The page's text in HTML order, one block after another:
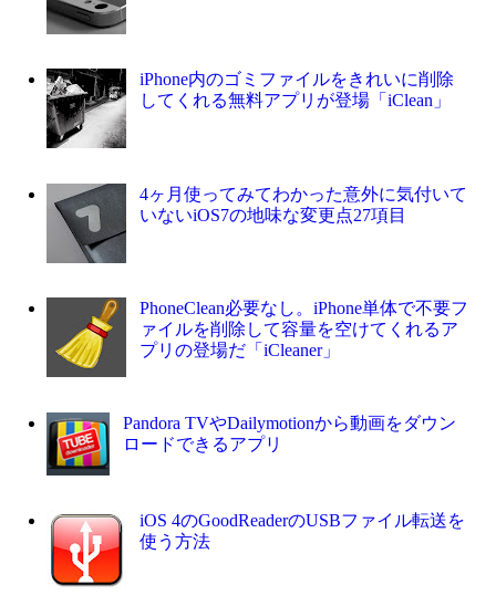
iPhone内のゴミファイルをきれいに削除
してくれる無料アプリが登場「iClean」
4ヶ月使ってみてわかった意外に気付いて
いないiOS7の地味な変更点27項目
PhoneClean必要なし。iPhone単体で不要フ
ァイルを削除して容量を空けてくれるア
プリの登場だ「iCleaner」
Pandora TVやDailymotionから動画をダウン
ロードできるアプリ
iOS 4のGoodReaderのUSBファイル転送を
使う方法